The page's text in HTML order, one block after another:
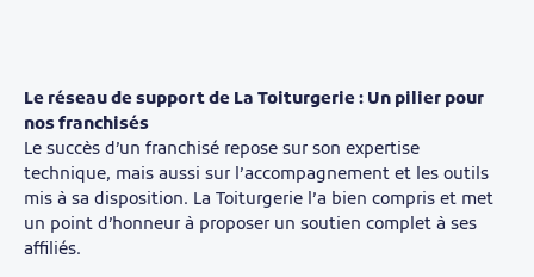
Le réseau de support de La Toiturgerie : Un pilier pour
nos franchisés
Le succès d’un franchisé repose sur son expertise
technique, mais aussi sur l’accompagnement et les outils
mis à sa disposition. La Toiturgerie l’a bien compris et met
un point d’honneur à proposer un soutien complet à ses
affiliés.